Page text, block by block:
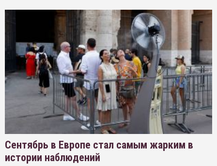
Сентябрь в Европе стал самым жарким в
истории наблюдений